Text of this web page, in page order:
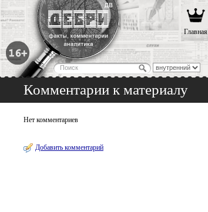
Главная
Комментарии к материалу
Нет комментариев
Добавить комментарий